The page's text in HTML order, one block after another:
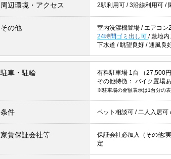
周辺環境・アクセス 2駅利用可 /3沿線利用可 /
その他 室内洗濯機置場 / エアコン
24時間ゴミ出し可 /敷地内
下水道 / 眺望良好 /通風良
駐車・駐輪 有料駐車場 1台 （27,500
その他特徴： バイク置場
※駐車場の金額表示は1台分の表
条件 ペット相談可 / 二人入居可
家賃保証会社等
保証会社必加入（その他
定